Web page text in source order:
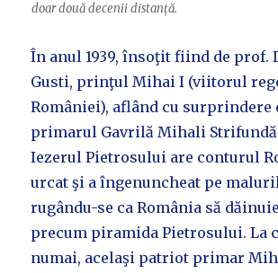
doar două decenii distanță.
În anul 1939, însoţit fiind de prof.
Gusti, prinţul Mihai I (viitorul
României), aflând cu surprindere
primarul Gavrilă Mihali Strifundă
Iezerul Pietrosului are conturul
urcat şi a îngenuncheat pe
rugându-se ca România să
precum piramida Pietrosului. La
numai, acelaşi patriot primar